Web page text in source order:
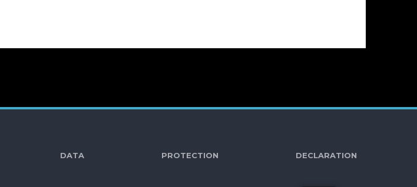
DATA PROTECTION DECLARATION